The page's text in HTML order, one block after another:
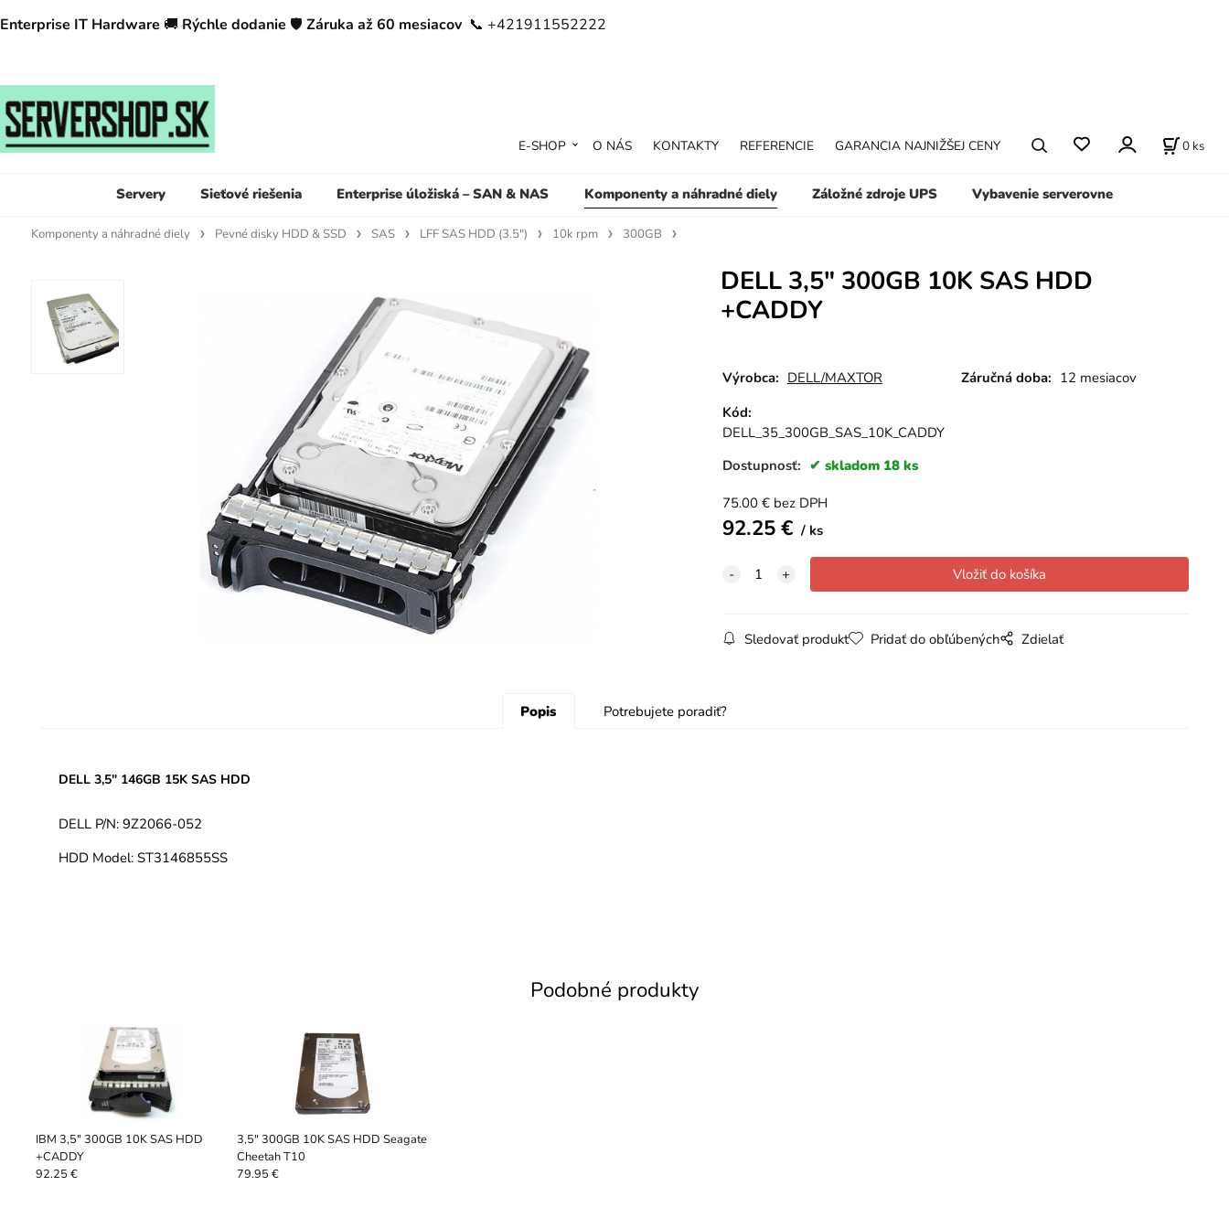
Enterprise IT Hardware 🚚 Rýchle dodanie 🛡️ Záruka až 60 mesiacov 📞 +421911552222
Servery Sieťové riešenia Enterprise úložiská – SAN & NAS Komponenty a náhradné diely Záložné zdroje UPS Vybavenie serverovne
E-SHOP O NÁS KONTAKTY REFERENCIE GARANCIA NAJNIŽŠEJ CENY 0 ks
Komponenty a náhradné diely Pevné disky HDD & SSD SAS LFF SAS HDD (3.5") 10k rpm 300GB
DELL 3,5" 300GB 10K SAS HDD
+CADDY
Výrobca: DELL/MAXTOR Záručná doba: 12 mesiacov
Kód:
DELL_35_300GB_SAS_10K_CADDY
Dostupnosť:
skladom 18 ks
75.00€ bez DPH
92.25€ ks
Sledovať produkt Pridať do obľúbených Zdielať
Popis Potrebujete poradiť?
DELL 3,5" 146GB 15K SAS HDD
DELL P/N: 9Z2066-052
HDD Model: ST3146855SS
Podobné produkty
IBM 3,5" 300GB 10K SAS HDD
+CADDY
92.25 €
3,5" 300GB 10K SAS HDD Seagate
Cheetah T10
79.95 €